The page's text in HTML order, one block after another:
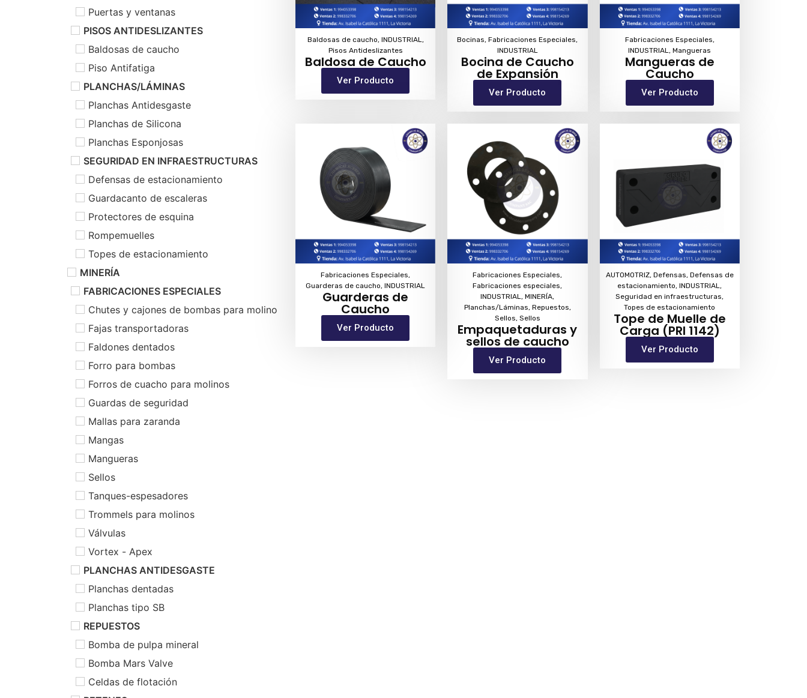
Puertas y ventanas
PISOS ANTIDESLIZANTES
Baldosas de caucho
Piso Antifatiga
PLANCHAS/LÁMINAS
Planchas Antidesgaste
Planchas de Silicona
Planchas Esponjosas
SEGURIDAD EN INFRAESTRUCTURAS
Defensas de estacionamiento
Guardacanto de escaleras
Protectores de esquina
Rompemuelles
Topes de estacionamiento
MINERÍA
FABRICACIONES ESPECIALES
Chutes y cajones de bombas para molino
Fajas transportadoras
Faldones dentados
Forro para bombas
Forros de cuacho para molinos
Guardas de seguridad
Mallas para zaranda
Mangas
Mangueras
Sellos
Tanques-espesadores
Trommels para molinos
Válvulas
Vortex - Apex
PLANCHAS ANTIDESGASTE
Planchas dentadas
Planchas tipo SB
REPUESTOS
Bomba de pulpa mineral
Bomba Mars Valve
Celdas de flotación
Baldosas de caucho, INDUSTRIAL,
Pisos Antideslizantes
Baldosa de Caucho
Ver Producto
Bocinas,Fabricaciones Especiales,
INDUSTRIAL
Bocina de Caucho
de Expansión
Ver Producto
Fabricaciones Especiales,
INDUSTRIAL,Mangueras
Mangueras de
Caucho
Ver Producto
Fabricaciones Especiales,
Guarderas de caucho,INDUSTRIAL
Guarderas de
Caucho
Ver Producto
Fabricaciones Especiales,
Fabricaciones especiales,
INDUSTRIAL,MINERÍA,
Planchas/Láminas, Repuestos,
Sellos, Sellos
Empaquetaduras y
sellos de caucho
Ver Producto
AUTOMOTRIZ, Defensas, Defensas de
estacionamiento,INDUSTRIAL,
Seguridad en infraestructuras,
Topes de estacionamiento
Tope de Muelle de
Carga (PRI 1142)
Ver Producto